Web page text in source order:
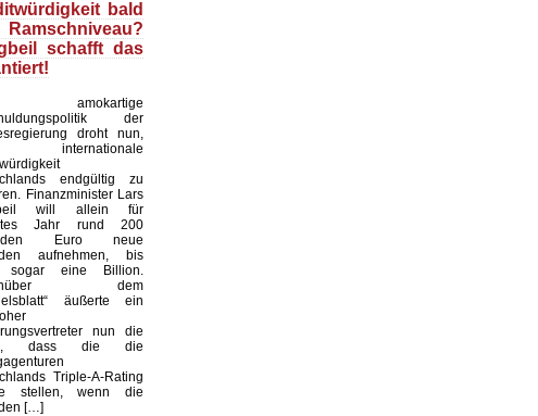
bald
schafft das
amokartige
der
droht nun,
endgültig zu
Finanzminister Lars
will allein für
Jahr rund 200
Euro neue
aufnehmen, bis
sogar eine Billion.
dem
äußerte ein
nun die
dass die die
Triple-A-Rating
stellen, wenn die
[…]